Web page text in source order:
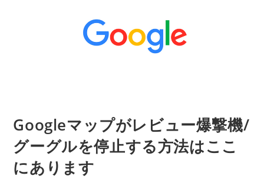
Googleマップがレビュー爆撃機/
グーグルを停止する方法はここ
にあります